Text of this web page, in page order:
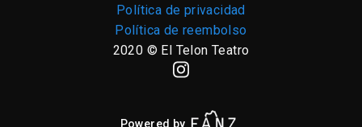
Política de privacidad
Política de reembolso
2020 © El Telon Teatro
Powered by